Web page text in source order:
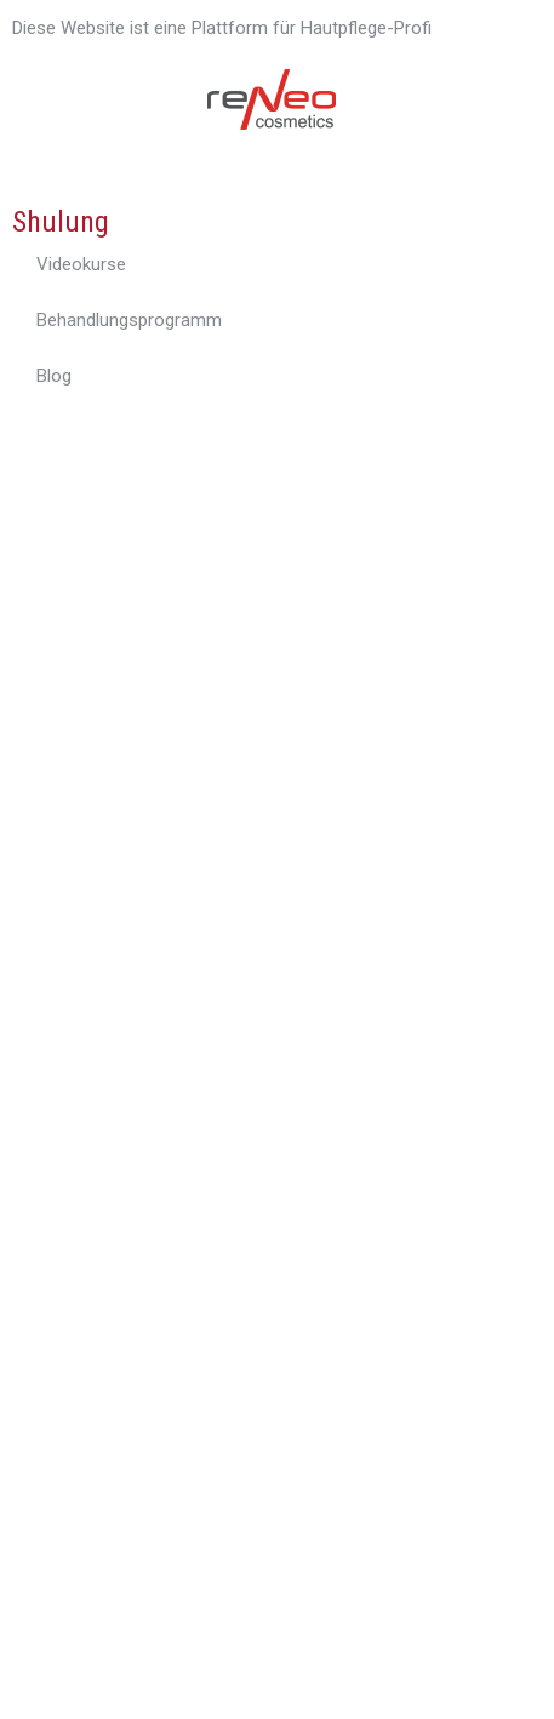
Diese Website ist eine Plattform für Hautpflege-Profi
Shulung
Videokurse
Behandlungsprogramm
Blog